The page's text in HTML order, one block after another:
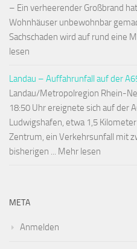
– Ein verheerender Großbrand
Wohnhäuser unbewohnbar
Sachschaden wird auf rund eine
lesen
Landau – Auffahrunfall auf der
Landau/Metropolregion Rhein-
18:50 Uhr ereignete sich auf der
Ludwigshafen, etwa 1,5
Zentrum, ein Verkehrsunfall mit
bisherigen ... Mehr lesen
META
Anmelden